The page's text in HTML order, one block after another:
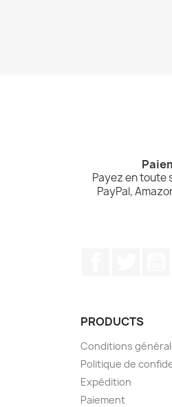
Payez en toute
PayPal,
PRODUCTS
Conditions
Politique de
Expédition
Paiement